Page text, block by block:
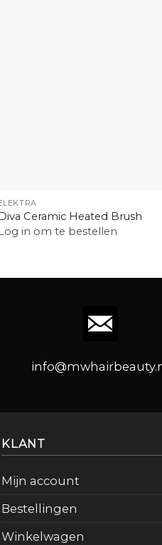
Ceramic Heated Brush
Log in om te bestellen
KLANT
Mijn account
Bestellingen
Winkelwagen